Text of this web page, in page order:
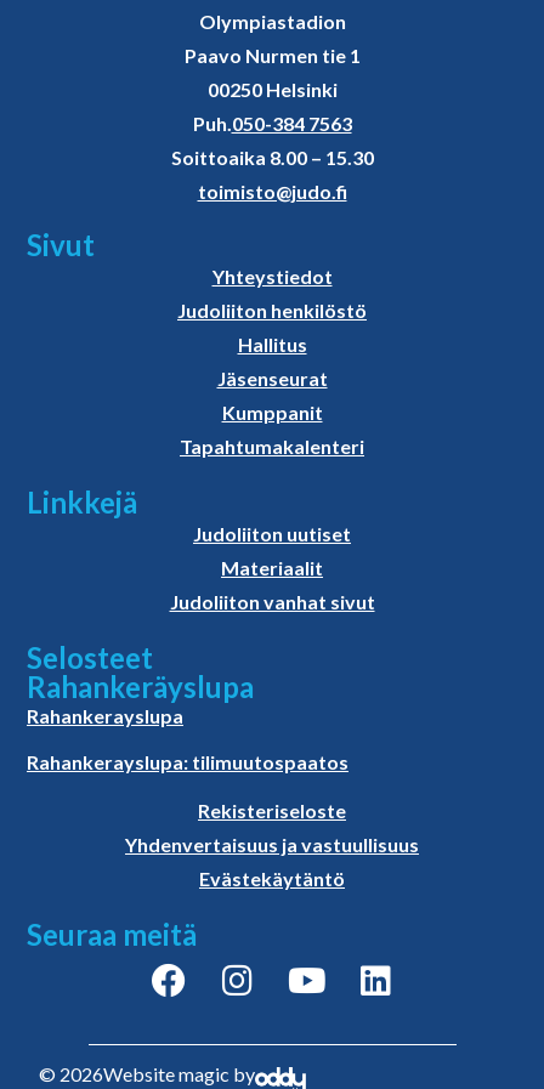
Olympiastadion
Paavo Nurmen tie 1
00250 Helsinki
Puh. 050-384 7563
Soittoaika 8.00 – 15.30
toimisto@judo.fi
Sivut
Yhteystiedot
Judoliiton henkilöstö
Hallitus
Jäsenseurat
Kumppanit
Tapahtumakalenteri
Linkkejä
Judoliiton uutiset
Materiaalit
Judoliiton vanhat sivut
Selosteet
Rahankeräyslupa
Rahankerayslupa
Rahankerayslupa: tilimuutospaatos
Rekisteriseloste
Yhdenvertaisuus ja vastuullisuus
Evästekäytäntö
Seuraa meitä
© 2026Website magic by